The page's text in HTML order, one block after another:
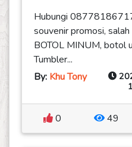
Hubungi
souvenir promosi,
BOTOL MINUM, botol
Tumbler...
By: Khu Tony
0 49